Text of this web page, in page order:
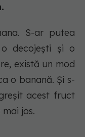
S-ar putea
decojești și o
există un mod
o banană. Și s-
acest fruct
jos.